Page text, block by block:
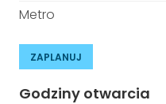
Metro
ZAPLANUJ
Godziny otwarcia